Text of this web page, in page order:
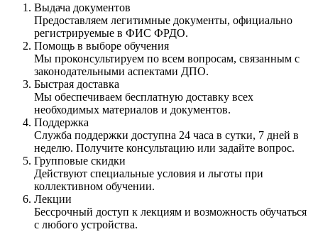
Выдача документов
Предоставляем легитимные документы, официально
регистрируемые в ФИС ФРДО.
Помощь в выборе обучения
Мы проконсультируем по всем вопросам, связанным с
законодательными аспектами ДПО.
Быстрая доставка
Мы обеспечиваем бесплатную доставку всех
необходимых материалов и документов.
Поддержка
Служба поддержки доступна 24 часа в сутки, 7 дней в
неделю. Получите консультацию или задайте вопрос.
Групповые скидки
Действуют специальные условия и льготы при
коллективном обучении.
Лекции
Бессрочный доступ к лекциям и возможность обучаться
с любого устройства.